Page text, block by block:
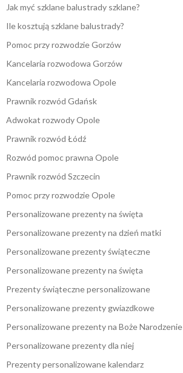
Jak myć szklane balustrady szklane?
Ile kosztują szklane balustrady?
Pomoc przy rozwodzie Gorzów
Kancelaria rozwodowa Gorzów
Kancelaria rozwodowa Opole
Prawnik rozwód Gdańsk
Adwokat rozwody Opole
Prawnik rozwód Łódź
Rozwód pomoc prawna Opole
Prawnik rozwód Szczecin
Pomoc przy rozwodzie Opole
Personalizowane prezenty na święta
Personalizowane prezenty na dzień matki
Personalizowane prezenty świąteczne
Personalizowane prezenty na święta
Prezenty świąteczne personalizowane
Personalizowane prezenty gwiazdkowe
Personalizowane prezenty na Boże Narodzenie
Personalizowane prezenty dla niej
Prezenty personalizowane kalendarz